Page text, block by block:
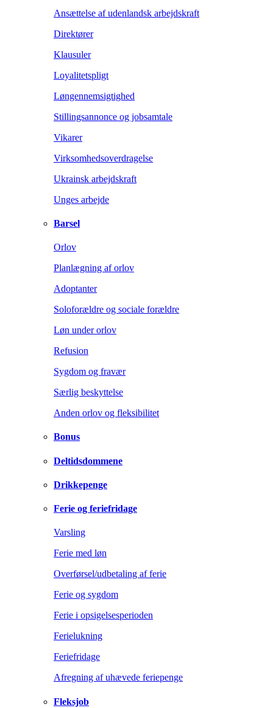
Ansættelse af udenlandsk arbejdskraft
Direktører
Klausuler
Loyalitetspligt
Løngennemsigtighed
Stillingsannonce og jobsamtale
Vikarer
Virksomhedsoverdragelse
Ukrainsk arbejdskraft
Unges arbejde
Barsel
Orlov
Planlægning af orlov
Adoptanter
Soloforældre og sociale forældre
Løn under orlov
Refusion
Sygdom og fravær
Særlig beskyttelse
Anden orlov og fleksibilitet
Bonus
Deltidsdommene
Drikkepenge
Ferie og feriefridage
Varsling
Ferie med løn
Overførsel/udbetaling af ferie
Ferie og sygdom
Ferie i opsigelsesperioden
Ferielukning
Feriefridage
Afregning af uhævede feriepenge
Fleksjob